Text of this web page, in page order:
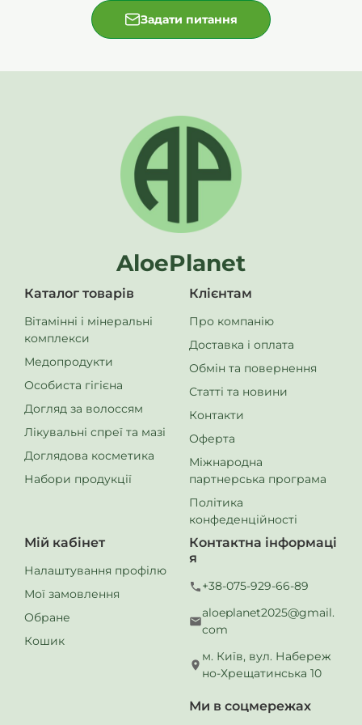
повідомте нам про це в листі або коментарі до товару.
Задати питання
545.00
684.00
Купити
AloePlanet
Каталог товарів
Вітамінні і мінеральні
комплекси
Медопродукти
Особиста гігієна
Догляд за волоссям
Лікувальні спреї та мазі
Доглядова косметика
Набори продукції
Клієнтам
Про компанію
Доставка і оплата
Обмін та повернення
Статті та новини
Контакти
Оферта
Міжнародна
партнерська програма
Політика
конфеденційності
Мій кабінет
Налаштування профілю
Мої замовлення
Обране
Кошик
Контактна інформаці
я
+38-075-929-66-89
aloeplanet2025@gmail.
com
м. Київ, вул. Набереж
но-Хрещатинська 10
Ми в соцмережах